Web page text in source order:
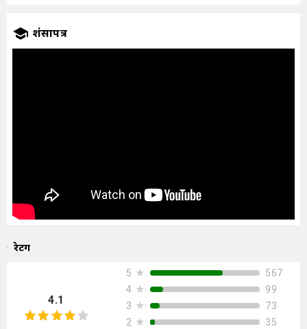
प्रशंसापत्र
रेटिंग
4.1
5 ★
567
4 ★
99
3 ★
73
2 ★
35